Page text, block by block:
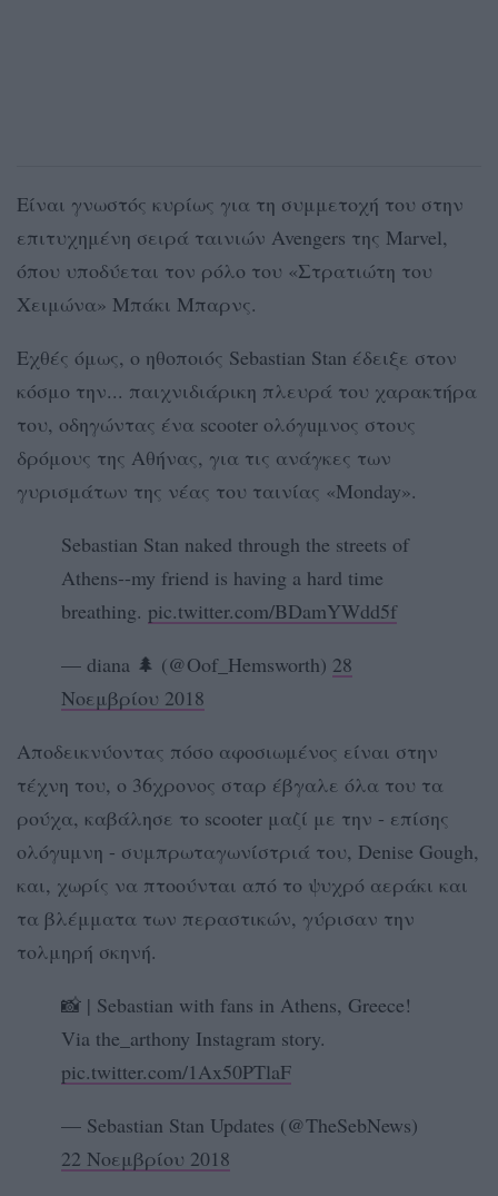
Είναι γνωστός κυρίως για τη συμμετοχή του στην
επιτυχημένη σειρά ταινιών Avengers της Marvel,
όπου υποδύεται τον ρόλο του «Στρατιώτη του
Χειμώνα» Μπάκι Μπαρνς.
Εχθές όμως, ο ηθοποιός Sebastian Stan έδειξε στον
κόσμο την... παιχνιδιάρικη πλευρά του χαρακτήρα
του, οδηγώντας ένα scooter ολόγuμνος στους
δρόμους της Αθήνας, για τις ανάγκες των
γυρισμάτων της νέας του ταινίας «Monday».
Sebastian Stan naked through the streets of
Athens--my friend is having a hard time
breathing. pic.twitter.com/BDamYWdd5f
— diana 🌲 (@Oof_Hemsworth) 28
Νοεμβρίου 2018
Αποδεικνύοντας πόσο αφοσιωμένος είναι στην
τέχνη του, ο 36χρονος σταρ έβγαλε όλα του τα
ρούχα, καβάλησε το scooter μαζί με την - επίσης
ολόγuμνη - συμπρωταγωνίστριά του, Denise Gough,
και, χωρίς να πτοούνται από το ψυχρό αεράκι και
τα βλέμματα των περαστικών, γύρισαν την
τολμηρή σκηνή.
📸 | Sebastian with fans in Athens, Greece!
Via the_arthony Instagram story.
pic.twitter.com/1Ax50PTlaF
— Sebastian Stan Updates (@TheSebNews)
22 Νοεμβρίου 2018